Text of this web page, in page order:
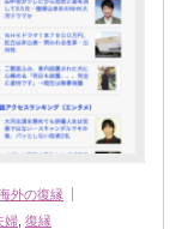
外の復縁
婦 復縁